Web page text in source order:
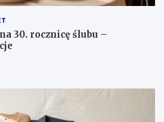
30. rocznicę ślubu –